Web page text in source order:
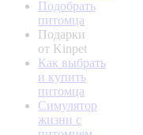
Подобрать
питомца
Подарки
от Kinpet
Как выбрать
и купить
питомца
Симулятор
жизни с